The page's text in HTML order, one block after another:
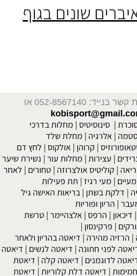
שונים בגוף
052-8567140
או
| סינוסיטיס | מחלות בדרכי
| אלרגיה | מחלת שלד
| קרוהן | אולקוס | לחץ דם
| עצירות | מחלות עור | נשירת שיער
| קוליטיס אולצרוזה |טחורים | לאחר
| מעי רגיז | תת פעילות
| דלקת בשתן | בריאות האישה גיל
| הריון ופוריות
| דיכאון | הרפס | אלצהיימר |טרשת
| פרקינסון |
| הרזיה מהירה | דיאטה בהריון ולאחר
לפני חתונה | דיאטה לנשים | דיאטה
לדוגמנים | דיאטה קלה | דיאטת
| דיאטה דלת קלוריות | דיאטת